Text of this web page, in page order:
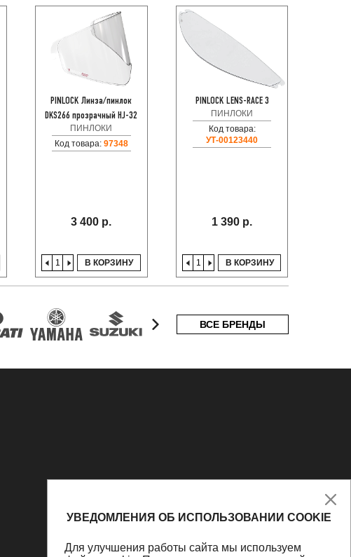
PINLOCK Линза/пинлок
DKS266 прозрачный HJ-32
ПИНЛОКИ
Код товара: 97348
3 400 р.
В КОРЗИНУ
PINLOCK LENS-RACE 3
ПИНЛОКИ
Код товара:
УТ-00123440
1 390 р.
В КОРЗИНУ
ВСЕ БРЕНДЫ
УВЕДОМЛЕНИЯ ОБ ИСПОЛЬЗОВАНИИ COOKIE
Для улучшения работы сайта мы используем